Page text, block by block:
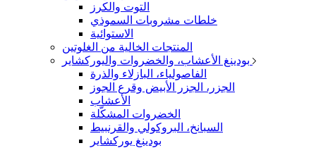
التوت والكرز
خلطات مشروبات السموذي
الاستوائية
المنتجات الخالية من الغلوتين
الفاصولياء، البازلاء والذرة
الجزر، الجزر الأبيض وقرع الجوز
الأعشاب
الخضروات المشكّلة
السبانخ، البروكولي والقرنبيط
بودينغ يوركشاير